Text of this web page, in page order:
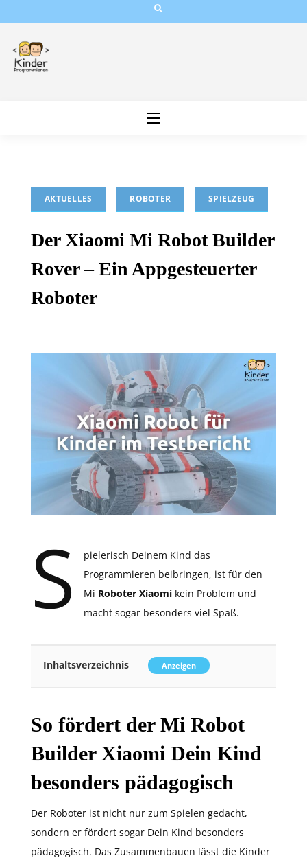
content
AKTUELLES ROBOTER SPIELZEUG
Der Xiaomi Mi Robot Builder
Rover – Ein Appgesteuerter
Roboter
S
pielerisch Deinem Kind das
Programmieren beibringen, ist für den
Mi Roboter Xiaomikein Problem und
macht sogar besonders viel Spaß.
Inhaltsverzeichnis Anzeigen
So fördert der Mi Robot
Builder Xiaomi Dein Kind
besonders pädagogisch
Der Roboter ist nicht nur zum Spielen gedacht,
sondern er fördert sogar Dein Kind besonders
pädagogisch. Das Zusammenbauen lässt die Kinder